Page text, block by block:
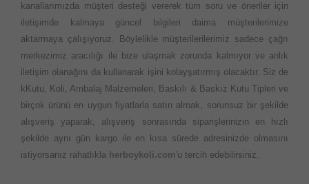
kanallarımızda müşteri desteği vererek tüm soru ve öneriler için
iletişimde kalmaya güncel bilgileri daima müşterilerimize
aktarmaya çalışıyoruz. Böylelikle müşterilerilerimiz sadece çağrı
merkezimiz aracılığı ile bize ulaşmak zorunda kalmıyor ve anlık
iletişim olanağını da kullanarak işini kolayşatırmış olacaktır. Siz de
kKutu, Koli, Ambalaj Malzemeleri, Baskılı & Baskız Kutu Tipleri ve
birçok ürünü en uygun fiyatlarla satın almak, sorunsuz bir şekilde
alışveriş yaparak, alışveriş sonrasında siparişlerinizin en hızlı
şekilde aynı gün kargo ile en kısa sürede adresinizde olmasını
istiyorsanız rahatlıkla herboykoli.com'u tercih edebilirsiniz.